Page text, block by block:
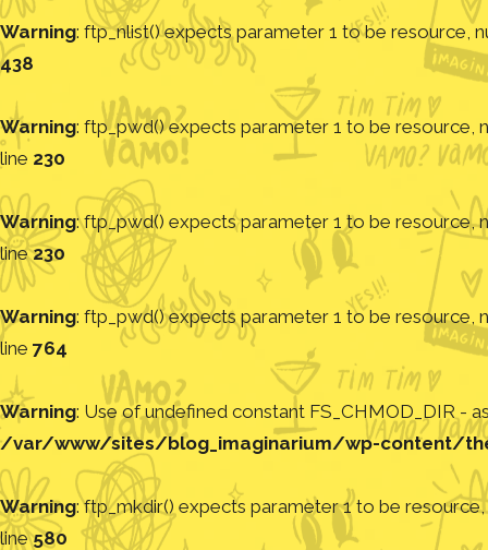
Warning: ftp_nlist() expects parameter 1 to be resource,
438
Warning: ftp_pwd() expects parameter 1 to be resource,
line 230
Warning: ftp_pwd() expects parameter 1 to be resource,
line230
Warning: ftp_pwd() expects parameter 1 to be resource,
line 764
Warning: Use of undefined constant FS_CHMOD_DIR -
/var/www/sites/blog_imaginarium/wp-content/
Warning: ftp_mkdir() expects parameter 1 to be
line580